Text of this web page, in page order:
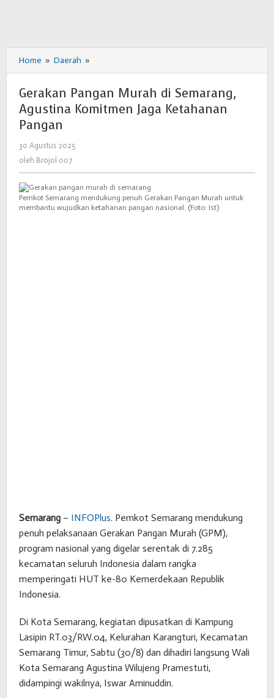
Home » Daerah »
Pangan
di
Semarang,
Pangan
Gerakan Pangan Murah di Semarang,
Agustina Komitmen Jaga Ketahanan
Pangan
30 Agustus 2025
oleh Brojol 007
Pemkot Semarang mendukung penuh Gerakan Pangan Murah untuk
membantu wujudkan ketahanan pangan nasional. (Foto: Ist)
Semarang – INFOPlus. Pemkot Semarang mendukung
penuh pelaksanaan Gerakan Pangan Murah (GPM),
program nasional yang digelar serentak di 7.285
kecamatan seluruh Indonesia dalam rangka
memperingati HUT ke-80 Kemerdekaan Republik
Indonesia.
Di Kota Semarang, kegiatan dipusatkan di Kampung
Lasipin RT.03/RW.04, Kelurahan Karangturi, Kecamatan
Semarang Timur, Sabtu (30/8) dan dihadiri langsung Wali
Kota Semarang Agustina Wilujeng Pramestuti,
didampingi wakilnya, Iswar Aminuddin.